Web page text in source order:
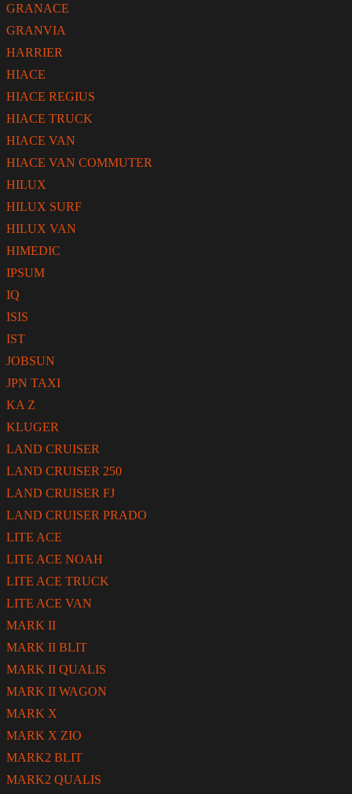
GRANACE
GRANVIA
HARRIER
HIACE
HIACE REGIUS
HIACE TRUCK
HIACE VAN
HIACE VAN COMMUTER
HILUX
HILUX SURF
HILUX VAN
HIMEDIC
IPSUM
IQ
ISIS
IST
JOBSUN
JPN TAXI
KA Z
KLUGER
LAND CRUISER
LAND CRUISER 250
LAND CRUISER FJ
LAND CRUISER PRADO
LITE ACE
LITE ACE NOAH
LITE ACE TRUCK
LITE ACE VAN
MARK II
MARK II BLIT
MARK II QUALIS
MARK II WAGON
MARK X
MARK X ZIO
MARK2 BLIT
MARK2 QUALIS